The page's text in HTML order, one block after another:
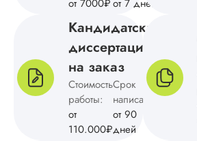
от 7000₽от 7 дней
Кандидатская
диссертация
на заказ
Стоимость
работы:
от
110.000₽
Срок
написания:
от 90
дней